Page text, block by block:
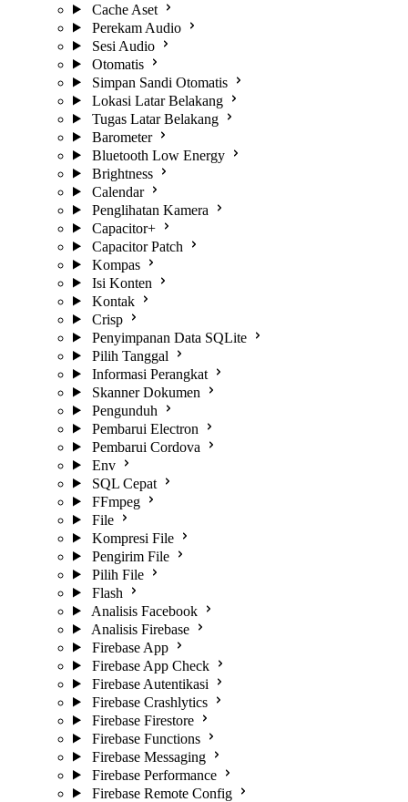
Cache Aset
Perekam Audio
Sesi Audio
Otomatis
Simpan Sandi Otomatis
Lokasi Latar Belakang
Tugas Latar Belakang
Barometer
Bluetooth Low Energy
Brightness
Calendar
Penglihatan Kamera
Capacitor+
Capacitor Patch
Kompas
Isi Konten
Kontak
Crisp
Penyimpanan Data SQLite
Pilih Tanggal
Informasi Perangkat
Skanner Dokumen
Pengunduh
Pembarui Electron
Pembarui Cordova
Env
SQL Cepat
FFmpeg
File
Kompresi File
Pengirim File
Pilih File
Flash
Analisis Facebook
Analisis Firebase
Firebase App
Firebase App Check
Firebase Autentikasi
Firebase Crashlytics
Firebase Firestore
Firebase Functions
Firebase Messaging
Firebase Performance
Firebase Remote Config